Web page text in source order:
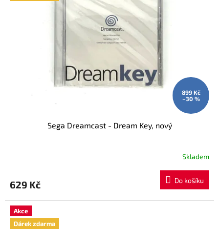
899 Kč
–30 %
Sega Dreamcast - Dream Key, nový
Skladem
629 Kč Do košíku
Akce
Dárek zdarma